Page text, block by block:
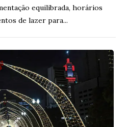
equilibrada, horários
de lazer para...